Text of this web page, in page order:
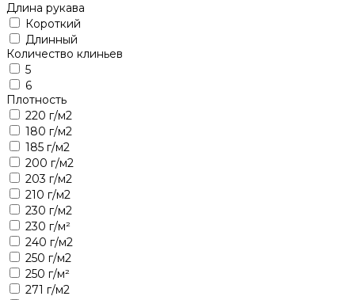
Длина рукава
Короткий
Длинный
Количество клиньев
5
6
Плотность
220 г/м2
180 г/м2
185 г/м2
200 г/м2
203 г/м2
210 г/м2
230 г/м2
230 г/м²
240 г/м2
250 г/м2
250 г/м²
271 г/м2